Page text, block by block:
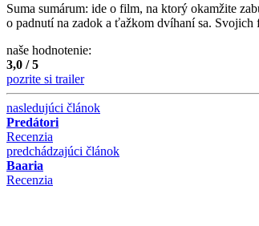
Suma sumárum: ide o film, na ktorý okamžite
o padnutí na zadok a ťažkom dvíhaní sa. Svojich
naše hodnotenie:
3,0 / 5
pozrite si trailer
nasledujúci článok
Predátori
Recenzia
predchádzajúci článok
Baaria
Recenzia